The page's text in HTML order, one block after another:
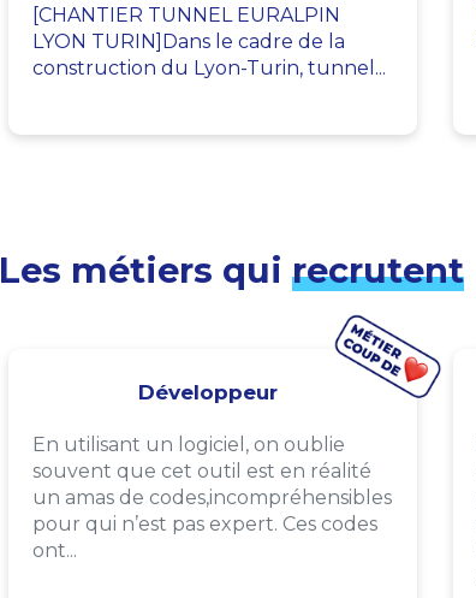
[CHANTIER TUNNEL EURALPIN
LYON TURIN]Dans le cadre de la
construction du Lyon-Turin, tunnel...
Les métiers qui recrutent
Développeur
En utilisant un logiciel, on oublie
souvent que cet outil est en réalité
un amas de codes,incompréhensibles
pour qui n’est pas expert. Ces codes
ont...